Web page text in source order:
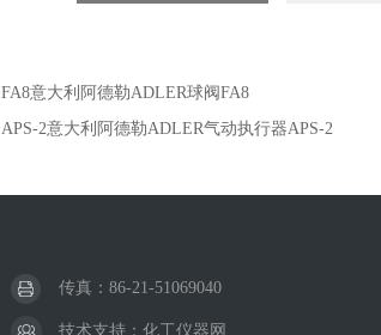
FA8意大利阿德勒ADLER球阀FA8
APS-2意大利阿德勒ADLER气动执行器APS-2
传真：86-21-51069040
技术支持： 化工仪器网